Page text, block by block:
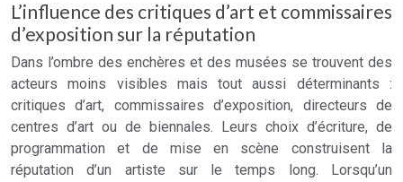
L’influence des critiques d’art et commissaires
d’exposition sur la réputation
Dans l’ombre des enchères et des musées se trouvent des
acteurs moins visibles mais tout aussi déterminants :
critiques d’art, commissaires d’exposition, directeurs de
centres d’art ou de biennales. Leurs choix d’écriture, de
programmation et de mise en scène construisent la
réputation d’un artiste sur le temps long. Lorsqu’un